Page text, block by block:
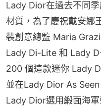
Lady Dior在過去不同
材質，為了慶祝戴安娜
裝創意總監 Maria
Lady Di-Lite 和 Lady
200 個這款迷你 Lady
並在Lady Dior As
Lady Dior選用緞面海